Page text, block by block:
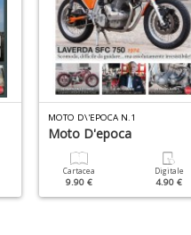
MOTO D\'EPOCA N.1
Moto D'epoca
Cartacea
9.90 €
Digitale
4.90 €